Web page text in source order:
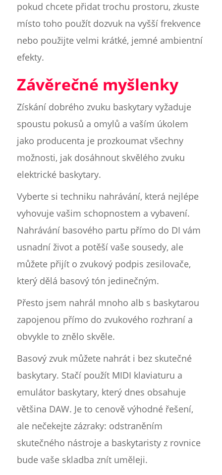
pokud chcete přidat trochu prostoru, zkuste
místo toho použít dozvuk na vyšší frekvence
nebo použijte velmi krátké, jemné ambientní
efekty.
Závěrečné myšlenky
Získání dobrého zvuku baskytary vyžaduje
spoustu pokusů a omylů a vaším úkolem
jako producenta je prozkoumat všechny
možnosti, jak dosáhnout skvělého zvuku
elektrické baskytary.
Vyberte si techniku nahrávání, která nejlépe
vyhovuje vašim schopnostem a vybavení.
Nahrávání basového partu přímo do DI vám
usnadní život a potěší vaše sousedy, ale
můžete přijít o zvukový podpis zesilovače,
který dělá basový tón jedinečným.
Přesto jsem nahrál mnoho alb s baskytarou
zapojenou přímo do zvukového rozhraní a
obvykle to znělo skvěle.
Basový zvuk můžete nahrát i bez skutečné
baskytary. Stačí použít MIDI klaviaturu a
emulátor baskytary, který dnes obsahuje
většina DAW. Je to cenově výhodné řešení,
ale nečekejte zázraky: odstraněním
skutečného nástroje a baskytaristy z rovnice
bude vaše skladba znít uměleji.